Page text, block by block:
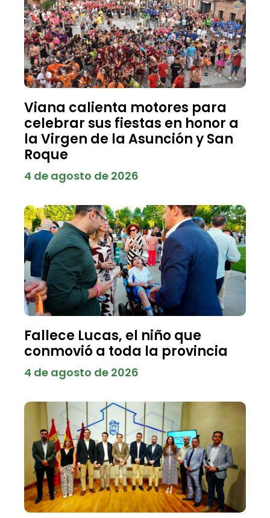
Viana calienta motores para
celebrar sus fiestas en honor a
la Virgen de la Asunción y San
Roque
4 de agosto de 2026
Fallece Lucas, el niño que
conmovió a toda la provincia
4 de agosto de 2026